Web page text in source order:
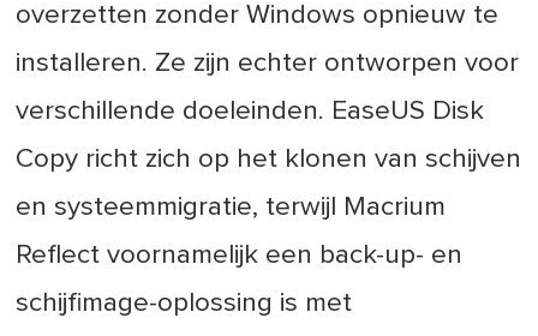
overzetten zonder Windows opnieuw te
installeren. Ze zijn echter ontworpen voor
verschillende doeleinden. EaseUS Disk
Copy richt zich op het klonen van schijven
en systeemmigratie, terwijl Macrium
Reflect voornamelijk een back-up- en
schijfimage-oplossing is met